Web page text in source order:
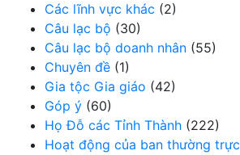
Các lĩnh vực khác (2)
Câu lạc bộ (30)
Câu lạc bộ doanh nhân (55)
Chuyên đề (1)
Gia tộc Gia giáo (42)
Góp ý (60)
Họ Đỗ các Tỉnh Thành (222)
Hoạt động của ban thường trực